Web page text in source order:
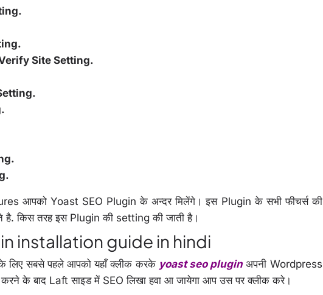
Site Setting.
आपको Yoast SEO Plugin के अन्दर मिलेंगे। इस Plugin के सभी फीचर्स की
किस तरह इस Plugin की setting की जाती है।
installation guide in hindi
लिए सबसे पहले आपको यहाँ क्लीक करके yoast seo plugin अपनी Wordpress
के बाद Laft साइड में SEO लिखा हवा आ जायेगा आप उस पर क्लीक करे।